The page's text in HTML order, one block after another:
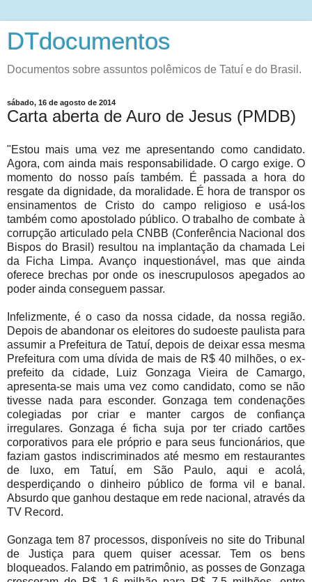
DTdocumentos
Documentos sobre assuntos polêmicos de Tatuí e do Brasil.
sábado, 16 de agosto de 2014
Carta aberta de Auro de Jesus (PMDB)
"Estou mais uma vez me apresentando como candidato.
Agora, com ainda mais responsabilidade. O cargo exige. O
momento do nosso país também. É passada a hora do
resgate da dignidade, da moralidade. É hora de transpor os
ensinamentos de Cristo do campo religioso e usá-los
também como apostolado público. O trabalho de combate à
corrupção articulado pela CNBB (Conferência Nacional dos
Bispos do Brasil) resultou na implantação da chamada Lei
da Ficha Limpa. Avanço inquestionável, mas que ainda
oferece brechas por onde os inescrupulosos apegados ao
poder ainda conseguem passar.
Infelizmente, é o caso da nossa cidade, da nossa região.
Depois de abandonar os eleitores do sudoeste paulista para
assumir a Prefeitura de Tatuí, depois de deixar essa mesma
Prefeitura com uma dívida de mais de R$ 40 milhões, o ex-
prefeito da cidade, Luiz Gonzaga Vieira de Camargo,
apresenta-se mais uma vez como candidato, como se não
tivesse nada para esconder. Gonzaga tem condenações
colegiadas por criar e manter cargos de confiança
irregulares. Gonzaga é ficha suja por ter criado cartões
corporativos para ele próprio e para seus funcionários, que
faziam gastos indiscriminados até mesmo em restaurantes
de luxo, em Tatuí, em São Paulo, aqui e acolá,
desperdiçando o dinheiro público de forma vil e banal.
Absurdo que ganhou destaque em rede nacional, através da
TV Record.
Gonzaga tem 87 processos, disponíveis no site do Tribunal
de Justiça para quem quiser acessar. Tem os bens
bloqueados. Falando em patrimônio, as posses de Gonzaga